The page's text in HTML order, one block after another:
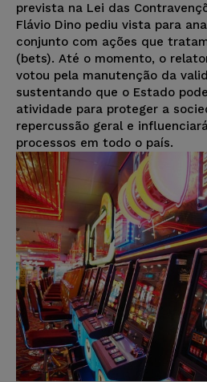
prevista na Lei das
Flávio Dino pediu vista para
conjunto com ações que
(bets). Até o momento, o
votou pela manutenção da
sustentando que o Estado
atividade para proteger a
repercussão geral e
processos em todo o país.